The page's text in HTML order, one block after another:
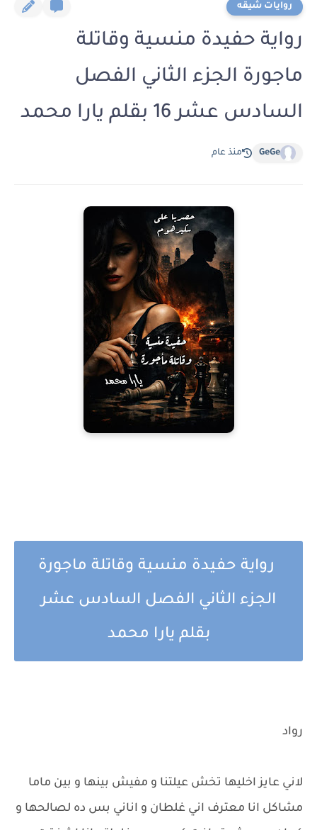
روايات شيقه
رواية حفيدة منسية وقاتلة
ماجورة الجزء الثاني الفصل
السادس عشر 16 بقلم يارا محمد
GeGe منذ عام
رواية حفيدة منسية وقاتلة ماجورة
الجزء الثاني الفصل السادس عشر
بقلم يارا محمد
رواد
لاني عايز اخليها تخش عيلتنا و مفيش بينها و بين ماما
مشاكل انا معترف اني غلطان و اناني بس ده لصالحها و